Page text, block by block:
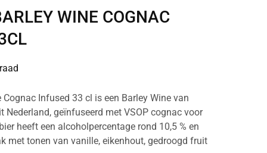
WINE COGNAC
Cognac Infused 33 cl is een Barley Wine van
Nederland, geïnfuseerd met VSOP cognac voor
heeft een alcoholpercentage rond 10,5 % en
met tonen van vanille, eikenhout, gedroogd fruit